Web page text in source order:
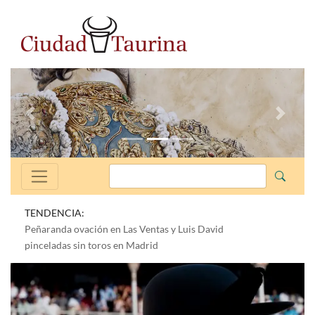
Anterior
TENDENCIA:
Peñaranda ovación en Las Ventas y Luis David
pinceladas sin toros en Madrid